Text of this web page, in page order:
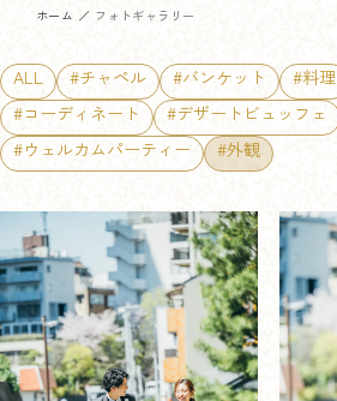
ホーム フォトギャラリー
ALL #チャペル #バンケット #料理
#コーディネート
#デザートビュッフェ
#ウェルカムパーティー
#外観